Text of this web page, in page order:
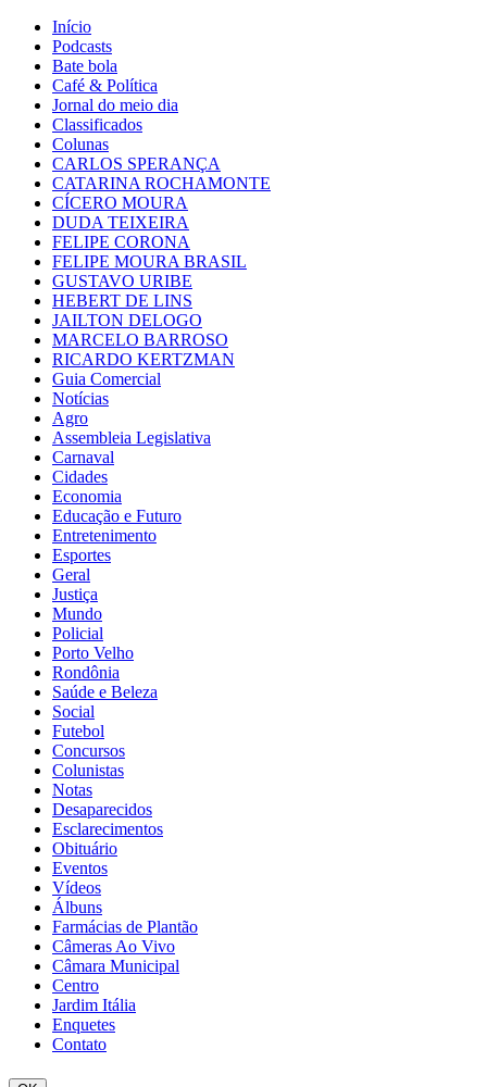
Início
Podcasts
Bate bola
Café & Política
Jornal do meio dia
Classificados
Colunas
CARLOS SPERANÇA
CATARINA ROCHAMONTE
CÍCERO MOURA
DUDA TEIXEIRA
FELIPE CORONA
FELIPE MOURA BRASIL
GUSTAVO URIBE
HEBERT DE LINS
JAILTON DELOGO
MARCELO BARROSO
RICARDO KERTZMAN
Guia Comercial
Notícias
Agro
Assembleia Legislativa
Carnaval
Cidades
Economia
Educação e Futuro
Entretenimento
Esportes
Geral
Justiça
Mundo
Policial
Porto Velho
Rondônia
Saúde e Beleza
Social
Futebol
Concursos
Colunistas
Notas
Desaparecidos
Esclarecimentos
Obituário
Eventos
Vídeos
Álbuns
Farmácias de Plantão
Câmeras Ao Vivo
Câmara Municipal
Centro
Jardim Itália
Enquetes
Contato